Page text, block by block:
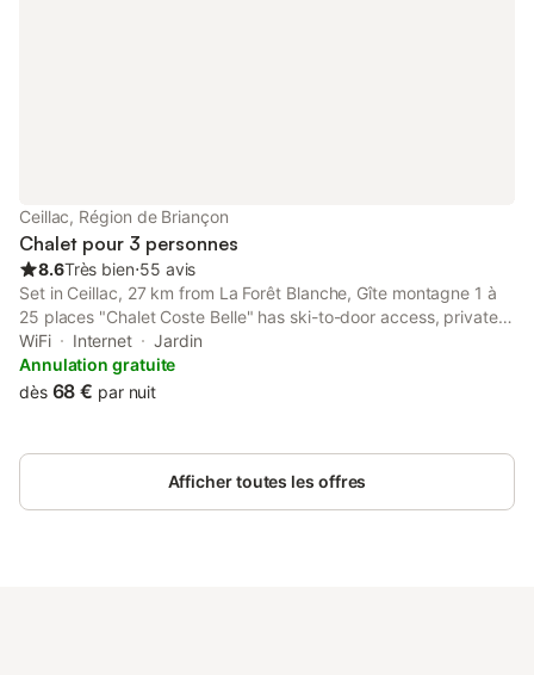
Ceillac, Région de Briançon
Chalet pour 3 personnes
8.6Très bien⋅55 avis
Set in Ceillac, 27 km from La Forêt Blanche, Gîte montagne 1 à
25 places "Chalet Coste Belle" has ski-to-door access, private
parking and rooms with free WiFi access. The property features
mountain and garden views, and is 46 km from Serre Chevalier.
WiFi Internet
Jardin
Annulation gratuite
dès 68 € par nuit
Afficher toutes les offres